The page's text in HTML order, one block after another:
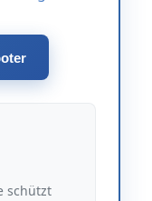
schützt